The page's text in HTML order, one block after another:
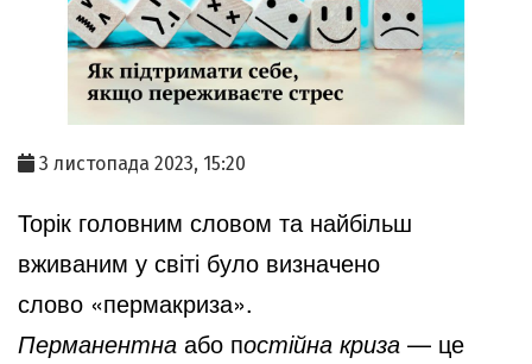
3 листопада 2023, 15:20
Торік головним словом та найбільш
вживаним у світі було визначено
слово «пермакриза».
Перманентна або постійна криза — це